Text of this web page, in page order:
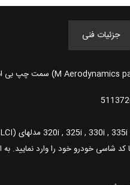
جزئیات فنی
کد شاسی خودرو خود را وارد نمایید.